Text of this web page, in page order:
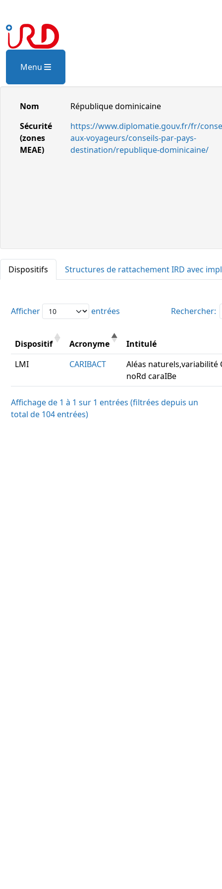
Menu
Nom
République dominicaine
Sécurité
(zones
MEAE)
https://www.diplomatie.gouv.fr/fr/
aux-voyageurs/conseils-par-pays-
destination/republique-dominicaine/
Dispositifs Structures de rattachement IRD avec
Afficher entrées Rechercher:
Dispositif Acronyme
Intitulé
LMI
CARIBACT
Aléas naturels,variabilité
noRd caraIBe
Affichage de 1 à 1 sur 1 entrées (filtrées depuis un
total de 104 entrées)